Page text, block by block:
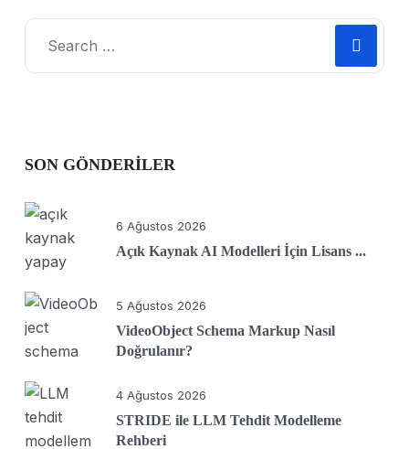
SON GÖNDERILER
6 Ağustos 2026
Açık Kaynak AI Modelleri İçin Lisans ...
5 Ağustos 2026
VideoObject Schema Markup Nasıl
Doğrulanır?
4 Ağustos 2026
STRIDE ile LLM Tehdit Modelleme
Rehberi